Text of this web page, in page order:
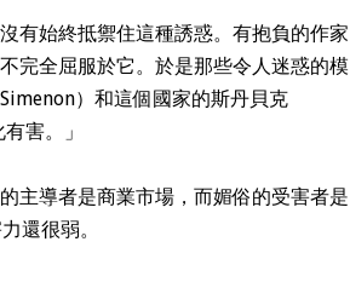
有始終抵禦住這種誘惑。有抱負的作家
完全屈服於它。於是那些令人迷惑的模
）和這個國家的斯丹貝克
害。」
主導者是商業市場，而媚俗的受害者是
還很弱。